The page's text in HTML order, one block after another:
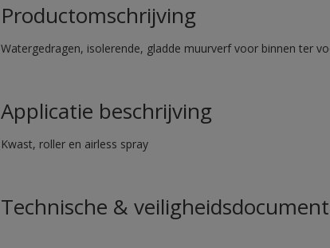
Productomschrijving
Watergedragen, isolerende, gladde muurverf voor binnen ter
Applicatie beschrijving
Kwast, roller en airless spray
Technische &